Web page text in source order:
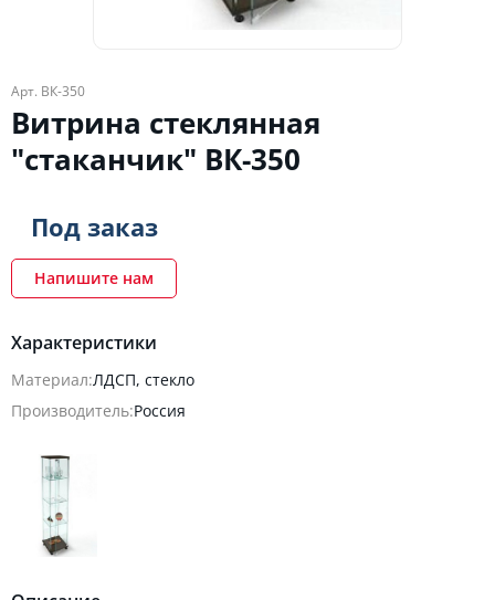
Арт. ВК-350
Витрина стеклянная
"стаканчик" ВК-350
Характеристики
Материал:ЛДСП, стекло
Производитель:Россия
Под заказ
Напишите нам